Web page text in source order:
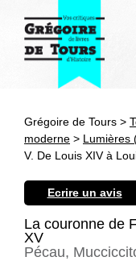
Grégoire de Tours >
moderne > Lumières
V. De Louis XIV à
Ecrire un avis
La couronne de
XV
Pécau,